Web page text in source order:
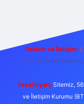
Reklam ve İletişim:
Yasal Uyarı: Sitemiz,
ve İletişim Kurumu